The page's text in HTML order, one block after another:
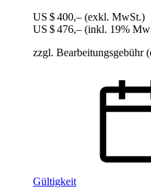
US $ 400,– (exkl. MwSt.)
US $ 476,– (inkl. 19%
zzgl. Bearbeitungsgebühr
Gültigkeit